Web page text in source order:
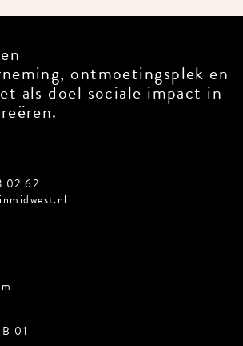
ontmoetingsplek en
als doel sociale impact in
02 62
01